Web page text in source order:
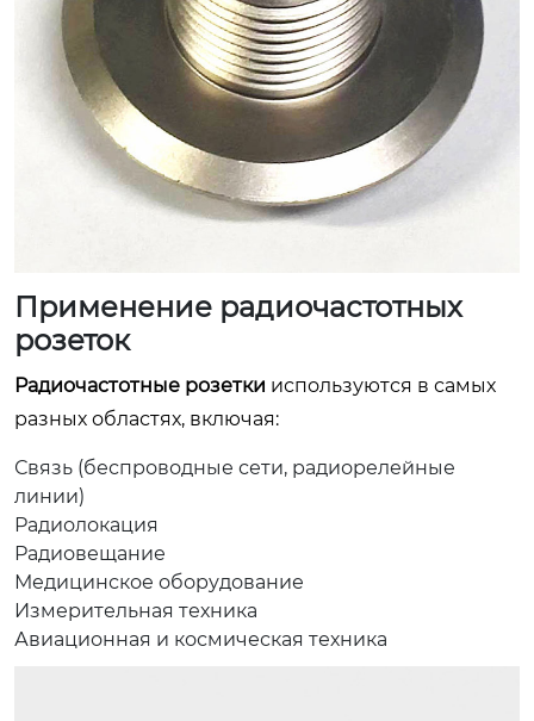
Применение радиочастотных
розеток
Радиочастотные розетки используются в самых
разных областях, включая:
Связь (беспроводные сети, радиорелейные
линии)
Радиолокация
Радиовещание
Медицинское оборудование
Измерительная техника
Авиационная и космическая техника